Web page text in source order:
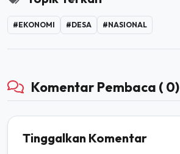
#EKONOMI #DESA #NASIONAL
Komentar Pembaca ( 0)
Tinggalkan Komentar